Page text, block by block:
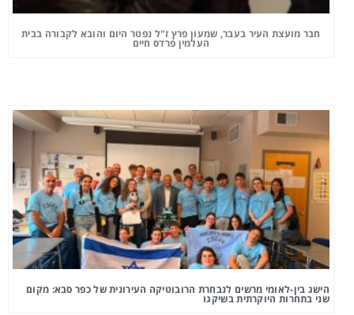
חבר מועצת העיר בעבר, שמעון פרץ ז"ל נפטר היום והובא לקבורה בבית
העלמין פרדס חיים
הישג בין-לאומי מרשים לנבחרת הרובוטיקה העירונית של כפר סבא: מקום
שני בתחרות היוקרתית בשיקגו